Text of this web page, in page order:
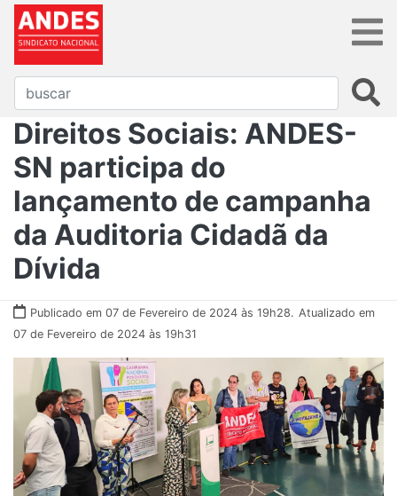
Direitos Sociais: ANDES-
SN participa do
lançamento de campanha
da Auditoria Cidadã da
Dívida
Publicado em 07 de Fevereiro de 2024 às 19h28. Atualizado em
07 de Fevereiro de 2024 às 19h31